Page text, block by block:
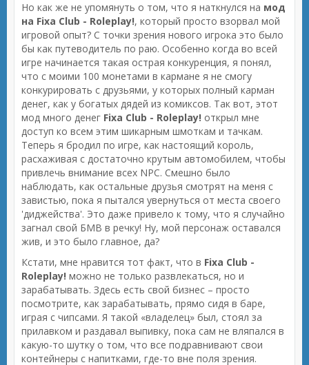
Но как же не упомянуть о том, что я наткнулся на мод
на Fixa Club - Roleplay!, который просто взорвал мой
игровой опыт? С точки зрения нового игрока это было
бы как путеводитель по раю. Особенно когда во всей
игре начинается такая острая конкуренция, я понял,
что с моими 100 монетами в кармане я не смогу
конкурировать с друзьями, у которых полный карман
денег, как у богатых дядей из комиксов. Так вот, этот
мод много денег Fixa Club - Roleplay! открыл мне
доступ ко всем этим шикарным шмоткам и тачкам.
Теперь я бродил по игре, как настоящий король,
расхаживая с достаточно крутым автомобилем, чтобы
привлечь внимание всех NPC. Смешно было
наблюдать, как остальные друзья смотрят на меня с
завистью, пока я пытался увернуться от места своего
'диджейства'. Это даже привело к тому, что я случайно
загнал свой БМВ в речку! Ну, мой персонаж оставался
жив, и это было главное, да?
Кстати, мне нравится тот факт, что в Fixa Club -
Roleplay! можно не только развлекаться, но и
зарабатывать. Здесь есть свой бизнес – просто
посмотрите, как зарабатывать, прямо сидя в баре,
играя с чипсами. Я такой «владелец» был, стоял за
прилавком и раздавал выпивку, пока сам не вляпался в
какую-то шутку о том, что все подравнивают свои
контейнеры с напитками, где-то вне поля зрения.